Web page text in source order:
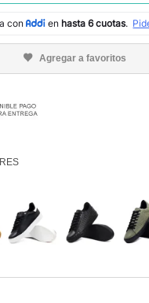
Agregar a favoritos